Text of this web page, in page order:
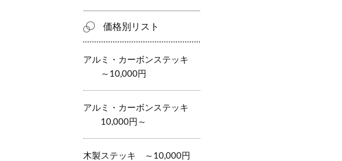
価格別リスト
アルミ・カーボンステッキ
～10,000円
アルミ・カーボンステッキ
10,000円～
木製ステッキ ～10,000円